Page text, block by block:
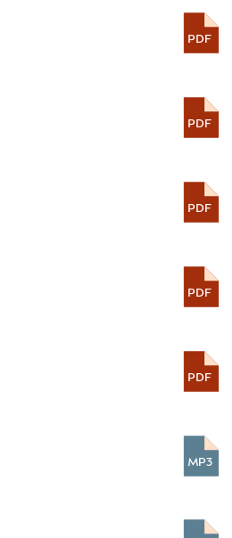
PDF
PDF
PDF
PDF
PDF
MP3